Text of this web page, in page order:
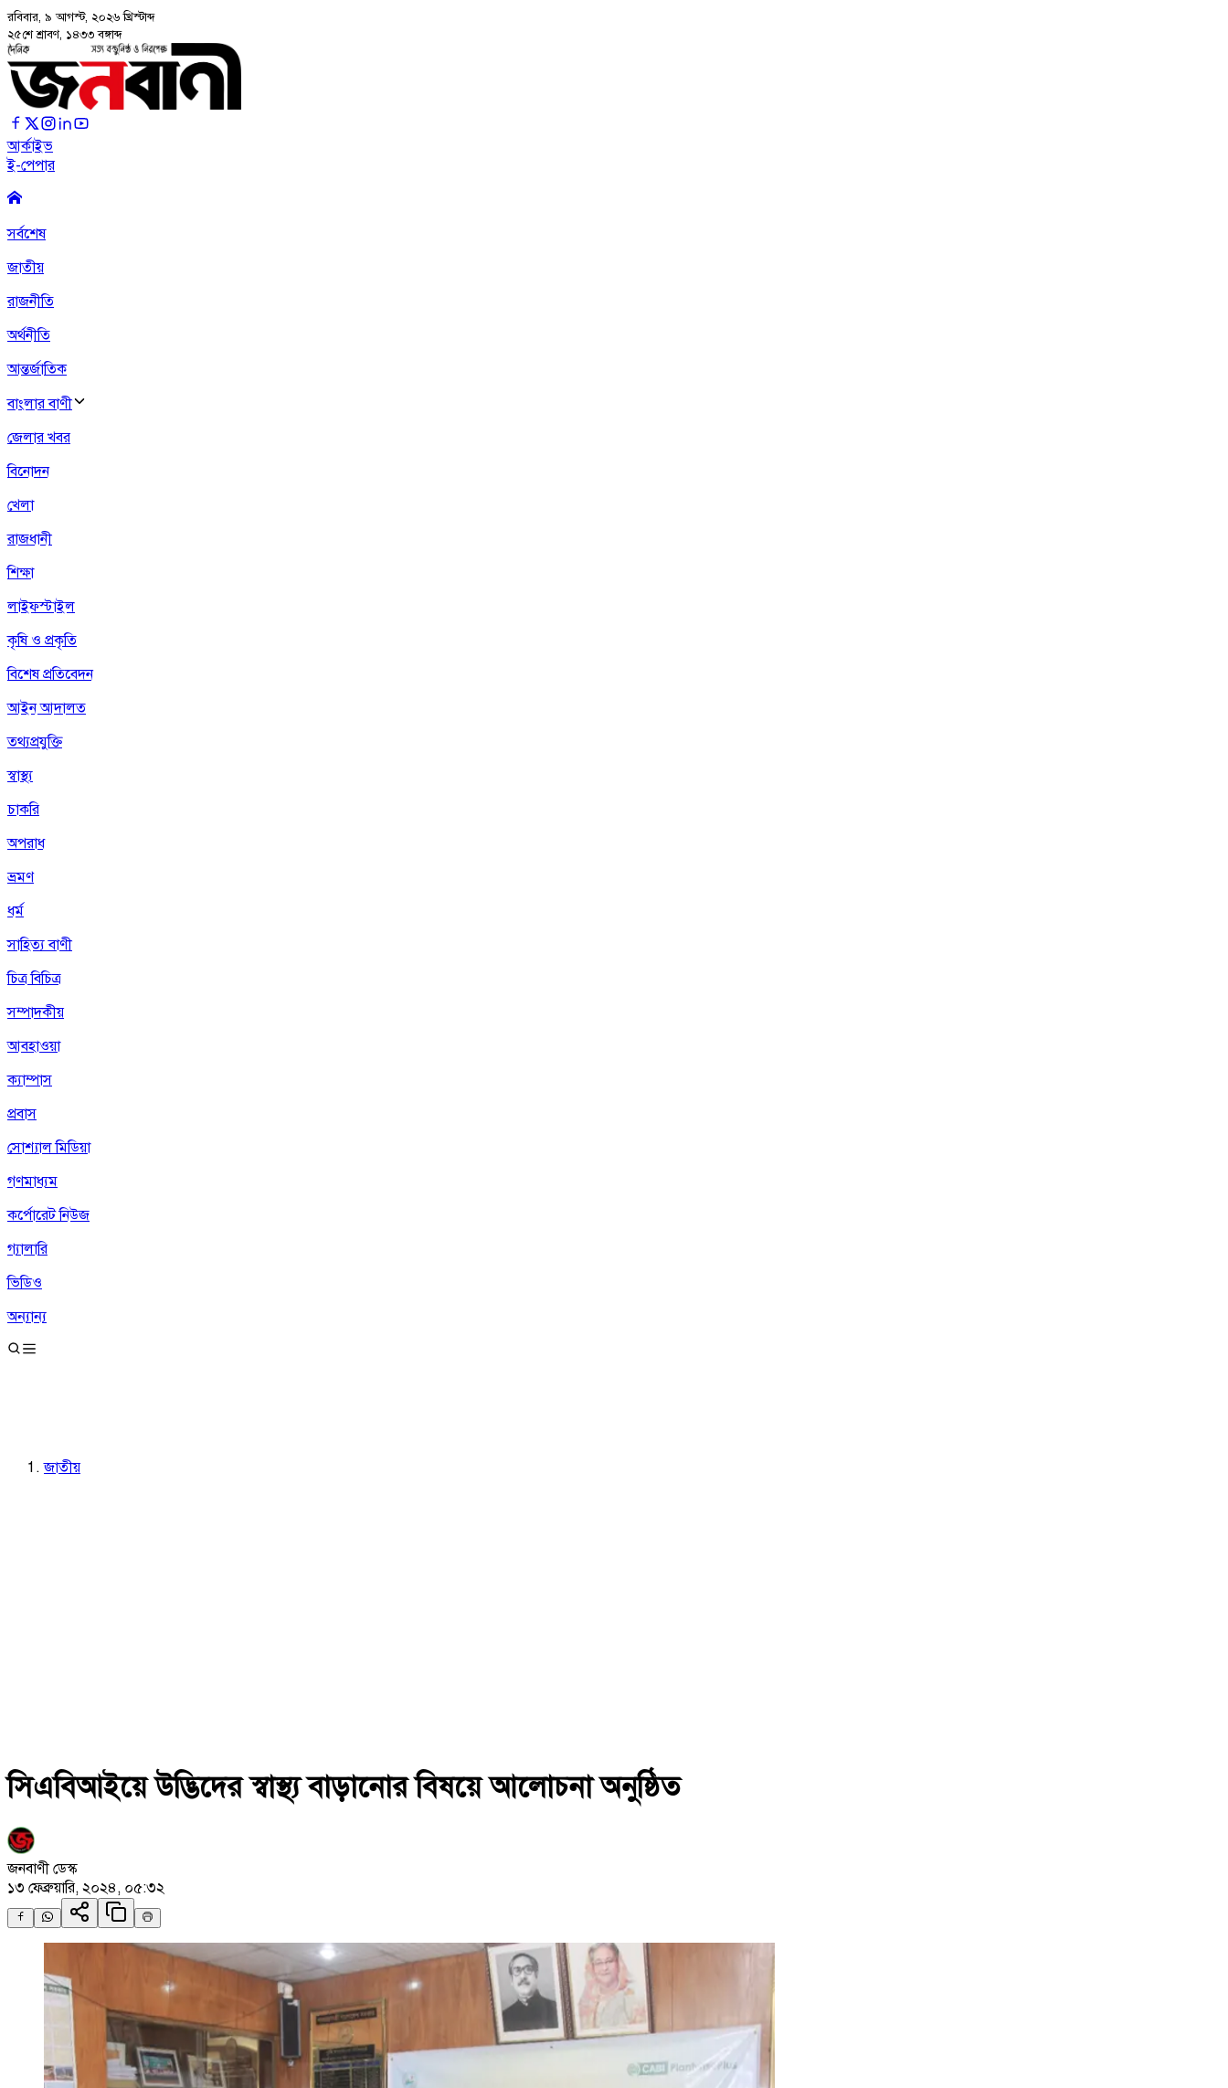
রবিবার, ৯ আগস্ট, ২০২৬ খ্রিস্টাব্দ
২৫শে শ্রাবণ, ১৪৩৩ বঙ্গাব্দ
আর্কাইভ
ই-পেপার
সর্বশেষ
জাতীয়
রাজনীতি
অর্থনীতি
আন্তর্জাতিক
বাংলার বাণী
জেলার খবর
বিনোদন
খেলা
রাজধানী
শিক্ষা
লাইফস্টাইল
কৃষি ও প্রকৃতি
বিশেষ প্রতিবেদন
আইন আদালত
তথ্যপ্রযুক্তি
স্বাস্থ্য
চাকরি
অপরাধ
ভ্রমণ
ধর্ম
সাহিত্য বাণী
চিত্র বিচিত্র
সম্পাদকীয়
আবহাওয়া
ক্যাম্পাস
প্রবাস
সোশ্যাল মিডিয়া
গণমাধ্যম
কর্পোরেট নিউজ
গ্যালারি
ভিডিও
অন্যান্য
জাতীয়
সিএবিআইয়ে উদ্ভিদের স্বাস্থ্য বাড়ানোর বিষয়ে আলোচনা অনুষ্ঠিত
জনবাণী ডেস্ক
১৩ ফেব্রুয়ারি, ২০২৪, ০৫:৩২